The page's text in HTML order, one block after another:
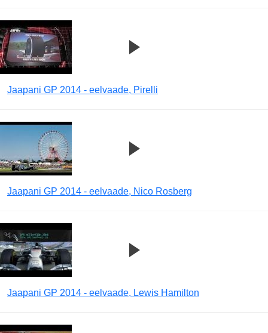
Jaapani GP 2014 - eelvaade, Pirelli
Jaapani GP 2014 - eelvaade, Nico Rosberg
Jaapani GP 2014 - eelvaade, Lewis Hamilton